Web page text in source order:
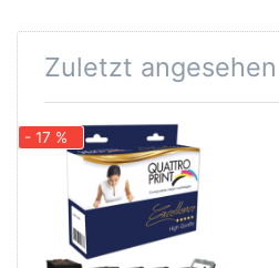
Zuletzt angesehen
- 17 %